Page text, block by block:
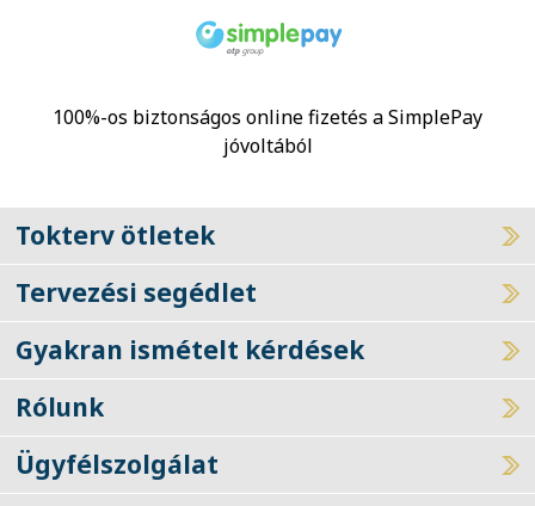
100%-os biztonságos online fizetés a SimplePay
Tokterv ötletek
Tervezési segédlet
Gyakran ismételt kérdések
Rólunk
Ügyfélszolgálat